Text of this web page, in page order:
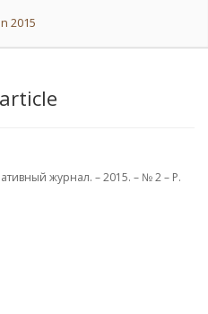
2015
журнал. – 2015. – № 2 – P.